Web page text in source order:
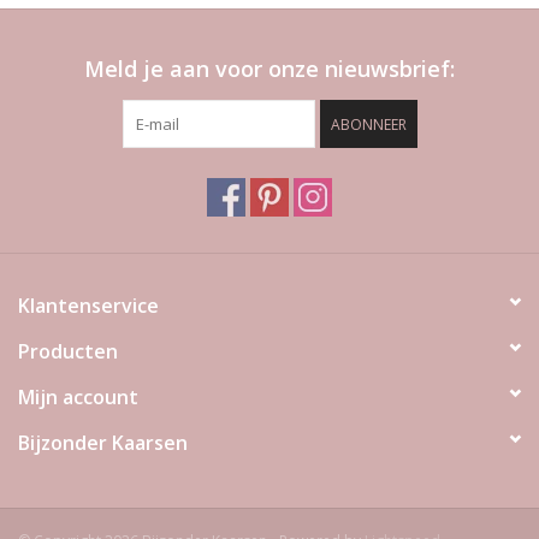
Meld je aan voor onze nieuwsbrief:
ABONNEER
Klantenservice
Producten
Mijn account
Bijzonder Kaarsen